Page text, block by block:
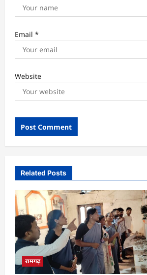
Email *
Website
Related Posts
रामगढ़